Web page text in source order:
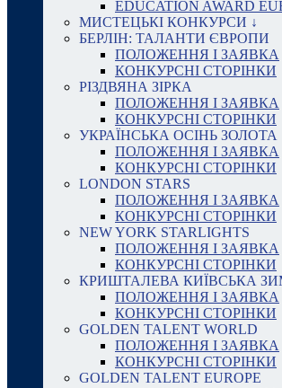
EDUCATION AWARD
МИСТЕЦЬКІ КОНКУРСИ ↓
БЕРЛІН: ТАЛАНТИ ЄВРОПИ
ПОЛОЖЕННЯ І ЗАЯВКА
КОНКУРСНІ СТОРІНКИ
РІЗДВЯНА ЗІРКА
ПОЛОЖЕННЯ І ЗАЯВКА
КОНКУРСНІ СТОРІНКИ
УКРАЇНСЬКА ОСІНЬ ЗОЛОТА
ПОЛОЖЕННЯ І ЗАЯВКА
КОНКУРСНІ СТОРІНКИ
LONDON STARS
ПОЛОЖЕННЯ І ЗАЯВКА
КОНКУРСНІ СТОРІНКИ
NEW YORK STARLIGHTS
ПОЛОЖЕННЯ І ЗАЯВКА
КОНКУРСНІ СТОРІНКИ
КРИШТАЛЕВА КИЇВСЬКА
ПОЛОЖЕННЯ І ЗАЯВКА
КОНКУРСНІ СТОРІНКИ
GOLDEN TALENT WORLD
ПОЛОЖЕННЯ І ЗАЯВКА
КОНКУРСНІ СТОРІНКИ
GOLDEN TALENT EUROPE